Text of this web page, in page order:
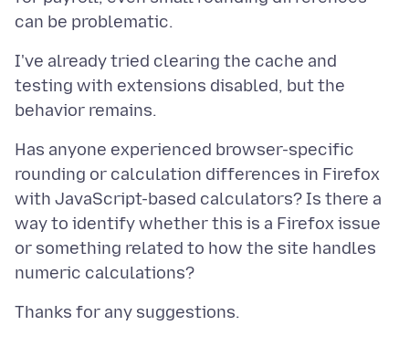
I've already tried clearing the cache and
testing with extensions disabled, but the
Has anyone experienced browser-specific
rounding or calculation differences in Firefox
with JavaScript-based calculators? Is there a
way to identify whether this is a Firefox issue
or something related to how the site handles